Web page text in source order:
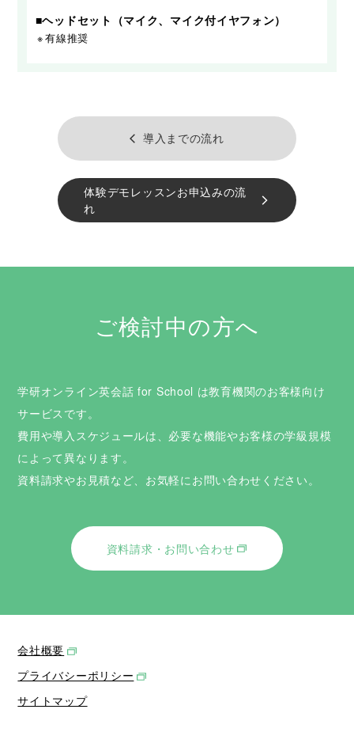
■ヘッドセット（マイク、マイク付イヤフォン）
※有線推奨
arrow_back_ios 導入までの流れ
体験デモレッスンお申込みの流
れ
arrow_forward_ios
ご検討中の方へ
学研オンライン英会話 for School は教育機関のお客様向け
サービスです。
費用や導入スケジュールは、必要な機能やお客様の学級規模
によって異なります。
資料請求やお見積など、お気軽にお問い合わせください。
資料請求・お問い合わせ
会社概要
プライバシーポリシー
サイトマップ